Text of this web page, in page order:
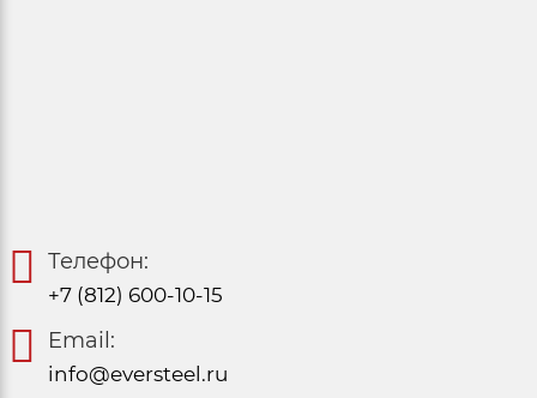
Телефон:
+7 (812) 600-10-15
Email:
info@eversteel.ru